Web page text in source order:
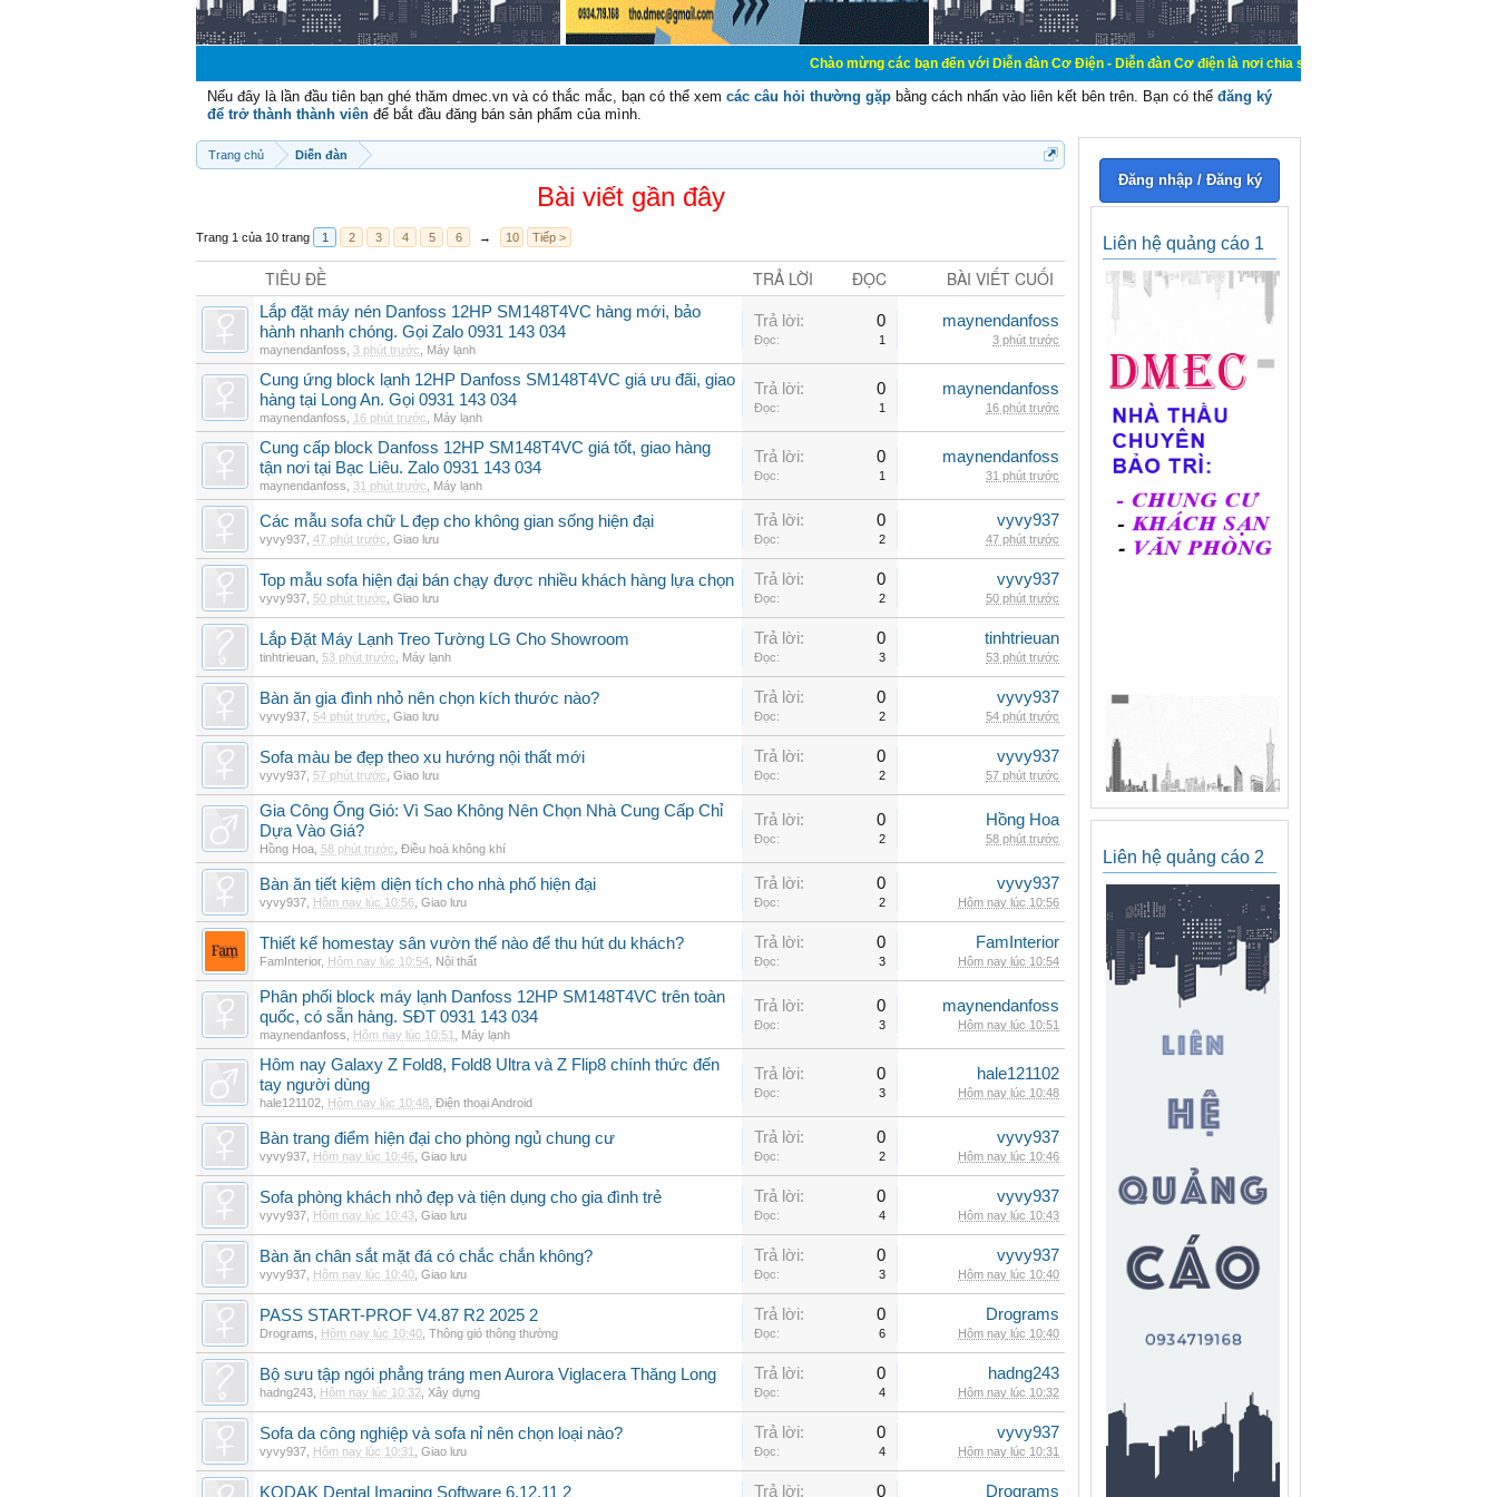
Chào mừng các bạn đến với Diễn đàn Cơ Điện - Diễn đàn Cơ điện là nơi chia sẽ kiến thức kinh nghiệm trong lãnh vực
Nếu đây là lần đầu tiên bạn ghé thăm dmec.vn và có thắc mắc, bạn có thể xem các câu hỏi thường gặp bằng cách nhấn vào liên kết bên trên. Bạn có thể đăng ký
để trở thành thành viên để bắt đầu đăng bán sản phẩm của mình.
Trang chủ Diễn đàn
Bài viết gần đây
Trang 1 của 10 trang 1 2 3 4 5 6 → 10 Tiếp >
TIÊU ĐỀ TRẢ LỜI ĐỌC BÀI VIẾT CUỐI
Lắp đặt máy nén Danfoss 12HP SM148T4VC hàng mới, bảo
hành nhanh chóng. Gọi Zalo 0931 143 034
maynendanfoss 3 phút trước Máy lạnh
Trả lời: 0
Đọc: 1
maynendanfoss
3 phút trước
Cung ứng block lạnh 12HP Danfoss SM148T4VC giá ưu đãi, giao
hàng tại Long An. Gọi 0931 143 034
maynendanfoss 16 phút trước Máy lạnh
Trả lời: 0
Đọc: 1
maynendanfoss
16 phút trước
Cung cấp block Danfoss 12HP SM148T4VC giá tốt, giao hàng
tận nơi tại Bạc Liêu. Zalo 0931 143 034
maynendanfoss 31 phút trước Máy lạnh
Trả lời: 0
Đọc: 1
maynendanfoss
31 phút trước
Các mẫu sofa chữ L đẹp cho không gian sống hiện đại
vyvy937 47 phút trước Giao lưu
Trả lời: 0
Đọc: 2
vyvy937
47 phút trước
Top mẫu sofa hiện đại bán chạy được nhiều khách hàng lựa chọn
vyvy937 50 phút trước Giao lưu
Trả lời: 0
Đọc: 2
vyvy937
50 phút trước
Lắp Đặt Máy Lạnh Treo Tường LG Cho Showroom
tinhtrieuan 53 phút trước Máy lạnh
Trả lời: 0
Đọc: 3
tinhtrieuan
53 phút trước
Bàn ăn gia đình nhỏ nên chọn kích thước nào?
vyvy937 54 phút trước Giao lưu
Trả lời: 0
Đọc: 2
vyvy937
54 phút trước
Sofa màu be đẹp theo xu hướng nội thất mới
vyvy937 57 phút trước Giao lưu
Trả lời: 0
Đọc: 2
vyvy937
57 phút trước
Gia Công Ống Gió: Vì Sao Không Nên Chọn Nhà Cung Cấp Chỉ
Dựa Vào Giá?
Hồng Hoa 58 phút trước Điều hoà không khí
Trả lời: 0
Đọc: 2
Hồng Hoa
58 phút trước
Bàn ăn tiết kiệm diện tích cho nhà phố hiện đại
vyvy937 Hôm nay lúc 10:56 Giao lưu
Trả lời: 0
Đọc: 2
vyvy937
Hôm nay lúc 10:56
Thiết kế homestay sân vườn thế nào để thu hút du khách?
FamInterior, Hôm nay lúc 10:54 Nội thất
Trả lời: 0
Đọc: 3
FamInterior
Hôm nay lúc 10:54
Phân phối block máy lạnh Danfoss 12HP SM148T4VC trên toàn
quốc, có sẵn hàng. SĐT 0931 143 034
maynendanfoss Hôm nay lúc 10:51 Máy lạnh
Trả lời: 0
Đọc: 3
maynendanfoss
Hôm nay lúc 10:51
Hôm nay Galaxy Z Fold8, Fold8 Ultra và Z Flip8 chính thức đến
tay người dùng
hale121102 Hôm nay lúc 10:48 Điện thoại Android
Trả lời: 0
Đọc: 3
hale121102
Hôm nay lúc 10:48
Bàn trang điểm hiện đại cho phòng ngủ chung cư
vyvy937 Hôm nay lúc 10:46 Giao lưu
Trả lời: 0
Đọc: 2
vyvy937
Hôm nay lúc 10:46
Sofa phòng khách nhỏ đẹp và tiện dụng cho gia đình trẻ
vyvy937 Hôm nay lúc 10:43 Giao lưu
Trả lời: 0
Đọc: 4
vyvy937
Hôm nay lúc 10:43
Bàn ăn chân sắt mặt đá có chắc chắn không?
vyvy937 Hôm nay lúc 10:40 Giao lưu
Trả lời: 0
Đọc: 3
vyvy937
Hôm nay lúc 10:40
PASS START-PROF V4.87 R2 2025 2
Drograms Hôm nay lúc 10:40 Thông gió thông thường
Trả lời: 0
Đọc: 6
Drograms
Hôm nay lúc 10:40
Bộ sưu tập ngói phẳng tráng men Aurora Viglacera Thăng Long
hadng243 Hôm nay lúc 10:32 Xây dựng
Trả lời: 0
Đọc: 4
hadng243
Hôm nay lúc 10:32
Sofa da công nghiệp và sofa nỉ nên chọn loại nào?
vyvy937 Hôm nay lúc 10:31 Giao lưu
Trả lời: 0
Đọc: 4
vyvy937
Hôm nay lúc 10:31
KODAK Dental Imaging Software 6.12.11 2 Trả lời: 0 Drograms
Đăng nhập / Đăng ký
Liên hệ quảng cáo 1
Liên hệ quảng cáo 2